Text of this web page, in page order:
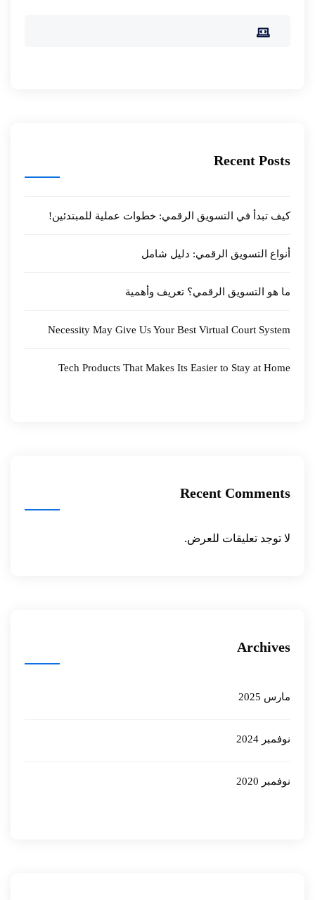
Recent Posts
كيف تبدأ في التسويق الرقمي: خطوات عملية للمبتدئين!
أنواع التسويق الرقمي: دليل شامل
ما هو التسويق الرقمي؟ تعريف وأهمية
Necessity May Give Us Your Best Virtual Court System
Tech Products That Makes Its Easier to Stay at Home
Recent Comments
لا توجد تعليقات للعرض.
Archives
مارس 2025
نوفمبر 2024
نوفمبر 2020